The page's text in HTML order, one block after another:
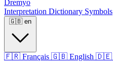
Dremyo
Interpretation Dictionary Symbols
🇬🇧 en
🇫🇷 Français 🇬🇧 English 🇩🇪